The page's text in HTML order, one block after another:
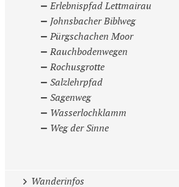
Erlebnispfad Lettmairau
Johnsbacher Biblweg
Pürgschachen Moor
Rauchbodenwegen
Rochusgrotte
Salzlehrpfad
Sagenweg
Wasserlochklamm
Weg der Sinne
Wanderinfos